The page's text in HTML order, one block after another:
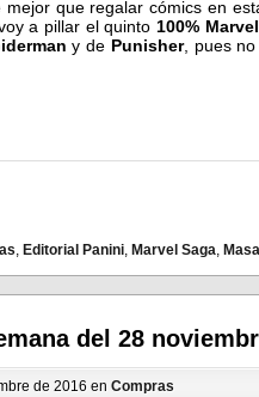
que regalar cómics en
a pillar el quinto 100% Marvel
y de Punisher, pues
, Editorial Panini, Marvel Saga,
del 28
de 2016 en Compras